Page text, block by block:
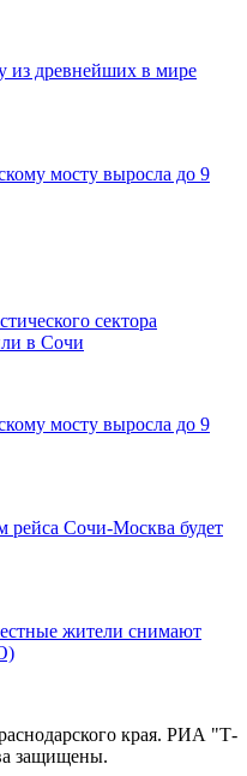
из древнейших в мире
мосту выросла до 9
сектора
в Сочи
мосту выросла до 9
рейса Сочи-Москва будет
жители снимают
края. РИА "Т-
защищены.